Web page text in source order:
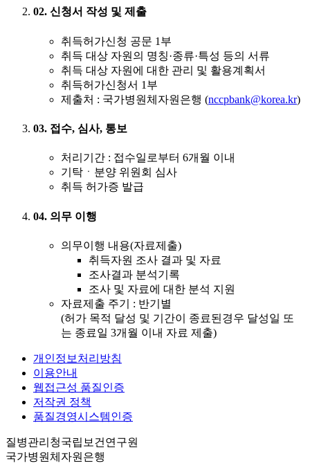
02. 신청서 작성 및 제출
취득허가신청 공문 1부
취득 대상 자원의 명칭·종류·특성 등의 서류
취득 대상 자원에 대한 관리 및 활용계획서
취득허가신청서 1부
제출처 : 국가병원체자원은행 (nccpbank@korea.kr)
03. 접수, 심사, 통보
처리기간 : 접수일로부터 6개월 이내
기탁ㆍ분양 위원회 심사
취득 허가증 발급
04. 의무 이행
의무이행 내용(자료제출)
취득자원 조사 결과 및 자료
조사결과 분석기록
조사 및 자료에 대한 분석 지원
자료제출 주기 : 반기별
(허가 목적 달성 및 기간이 종료된경우 달성일 또
는 종료일 3개월 이내 자료 제출)
개인정보처리방침
이용안내
웹접근성 품질인증
저작권 정책
품질경영시스템인증
질병관리청국립보건연구원
국가병원체자원은행